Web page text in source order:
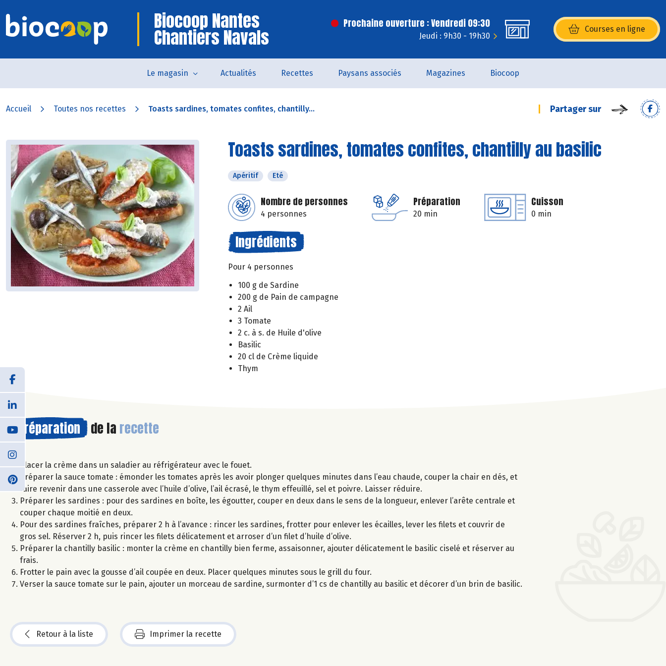
Biocoop Nantes
Chantiers Navals
Prochaine ouverture : Vendredi 09:30
Jeudi : 9h30 - 19h30
Courses en ligne
(s’ouvre dans une nouvelle
Le magasin Actualités Recettes Paysans associés Magazines Biocoop
Accueil Toutes nos recettes Toasts sardines, tomates confites, chantilly... Partager sur
Toasts sardines, tomates confites, chantilly au basilic
Apéritif Eté
Nombre de personnes
4 personnes
Préparation
20 min
Cuisson
0 min
Ingrédients
Pour 4 personnes
100 g de Sardine
200 g de Pain de campagne
2 Ail
3 Tomate
2 c. à s. de Huile d'olive
Basilic
20 cl de Crème liquide
Thym
Préparation de la recette
Placer la crème dans un saladier au réfrigérateur avec le fouet.
Préparer la sauce tomate : émonder les tomates après les avoir plonger quelques minutes dans l’eau chaude, couper la chair en dés, et
faire revenir dans une casserole avec l’huile d’olive, l’ail écrasé, le thym effeuillé, sel et poivre. Laisser réduire.
Préparer les sardines : pour des sardines en boîte, les égoutter, couper en deux dans le sens de la longueur, enlever l’arête centrale et
couper chaque moitié en deux.
Pour des sardines fraîches, préparer 2 h à l’avance : rincer les sardines, frotter pour enlever les écailles, lever les filets et couvrir de
gros sel. Réserver 2 h, puis rincer les filets délicatement et arroser d’un filet d’huile d’olive.
Préparer la chantilly basilic : monter la crème en chantilly bien ferme, assaisonner, ajouter délicatement le basilic ciselé et réserver au
frais.
Frotter le pain avec la gousse d’ail coupée en deux. Placer quelques minutes sous le grill du four.
Verser la sauce tomate sur le pain, ajouter un morceau de sardine, surmonter d’1 cs de chantilly au basilic et décorer d’un brin de basilic.
Retour à la liste Imprimer la recette